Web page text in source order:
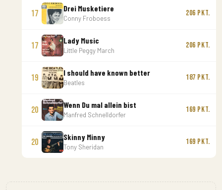
17
Drei Musketiere
Conny Froboess
206 Pkt.
17
Lady Music
Little Peggy March
206 Pkt.
19
I should have known better
Beatles
187 Pkt.
20
Wenn Du mal allein bist
Manfred Schnelldorfer
169 Pkt.
20
Skinny Minny
Tony Sheridan
169 Pkt.